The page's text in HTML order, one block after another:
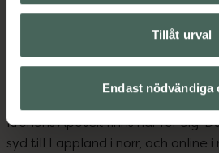
Tillåt urval
Endast nödvändiga
Sheet mask
Kronans Apotek finns här för dig.
syd till Lappland i norr, och online